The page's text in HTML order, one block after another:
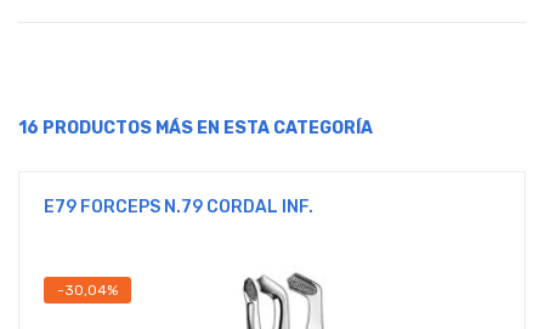
16 PRODUCTOS MÁS EN ESTA CATEGORÍA
E79 FORCEPS N.79 CORDAL INF.
-30,04%